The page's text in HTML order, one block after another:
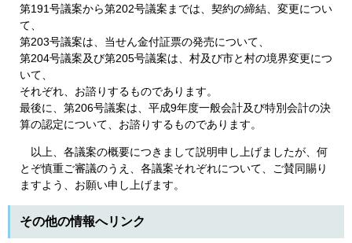
第191号議案から第202号議案までは、契約の締結、変更につい
て、
第203号議案は、当せん金付証票の発売について、
第204号議案及び第205号議案は、村及び市と村の境界変更につ
いて、
それぞれ、お諮りするものであります。
最後に、第206号議案は、平成9年度一般会計及び特別会計の決
算の認定について、お諮りするものであります。
以上、各議案の概要につきまして説明申し上げましたが、何
とぞ慎重ご審議のうえ、各議案それぞれについて、ご賛同賜り
ますよう、お願い申し上げます。
その他の情報へリンク